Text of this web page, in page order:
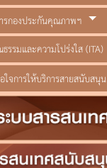
รกองประกันคุณภาพฯ
รมและความโปร่งใส (ITA)
จการให้บริการสายสนับสนุน